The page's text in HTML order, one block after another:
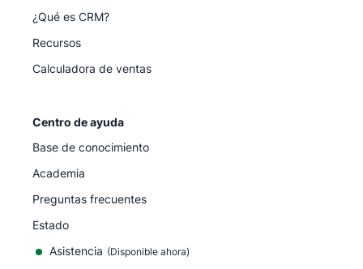
¿Qué es CRM?
Recursos
Calculadora de ventas
Centro de ayuda
Base de conocimiento
Academia
Preguntas frecuentes
Estado
Asistencia (Disponible ahora)